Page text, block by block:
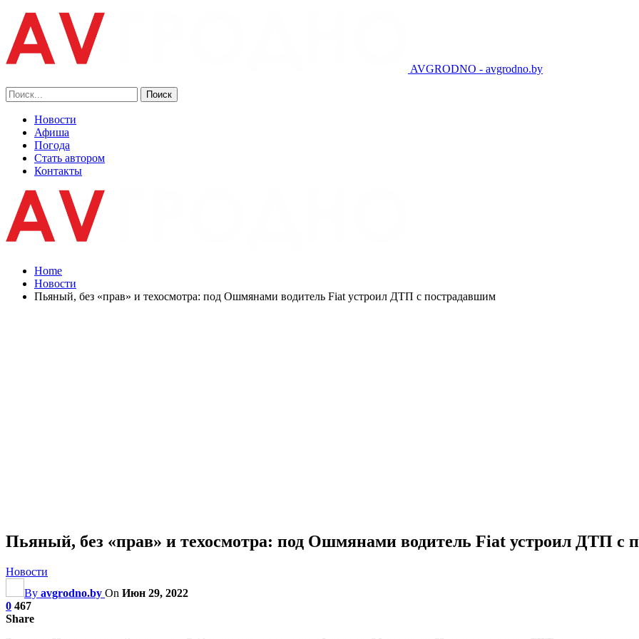
AVGRODNO - avgrodno.by
Новости
Афиша
Погода
Стать автором
Контакты
Home
Новости
Пьяный, без «прав» и техосмотра: под Ошмянами водитель Fiat устроил ДТП с пострадавшим
Пьяный, без «прав» и техосмотра: под Ошмянами водитель Fiat устроил ДТП с
Новости
By avgrodno.by On Июн 29, 2022
0 467
Share